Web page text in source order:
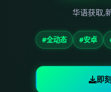
华语获取,
#全动态 #安卓
即